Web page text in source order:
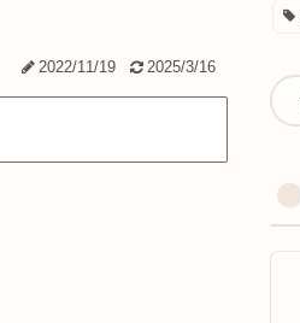
2022/11/19 2025/3/16